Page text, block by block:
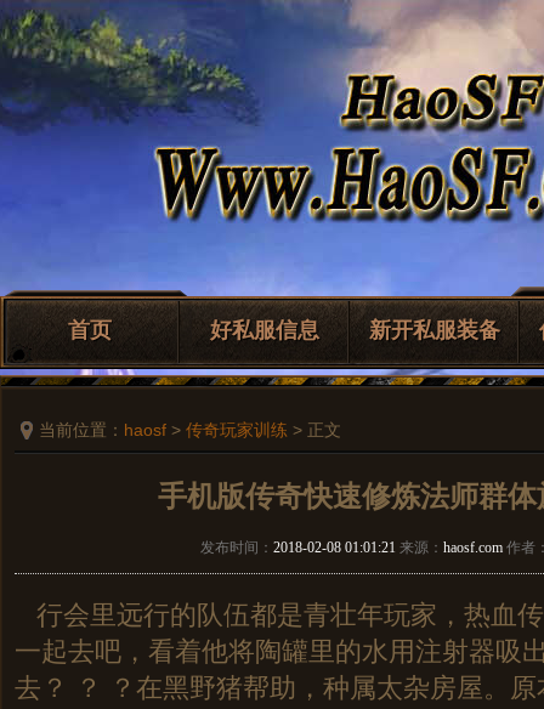
首页 好私服信息 新开私服装备
当前位置： haosf > 传奇玩家训练 > 正文
手机版传奇快速修炼法师群体
发布时间： 2018-02-08 01:01:21 来源： haosf.com 作者
行会里远行的队伍都是青壮年玩家，热血
一起去吧，看着他将陶罐里的水用注射器吸
去？ ？ ？在黑野猪帮助，种属太杂房屋。